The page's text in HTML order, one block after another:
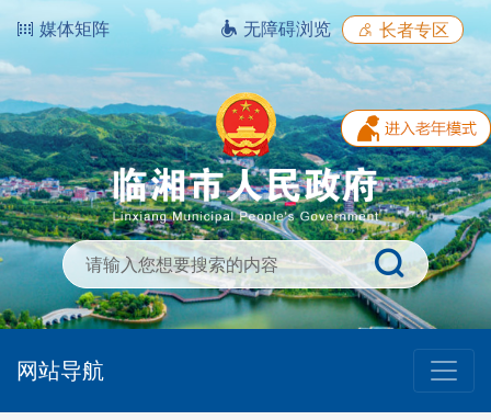
媒体矩阵 无障碍浏览 长者专区
网站导航